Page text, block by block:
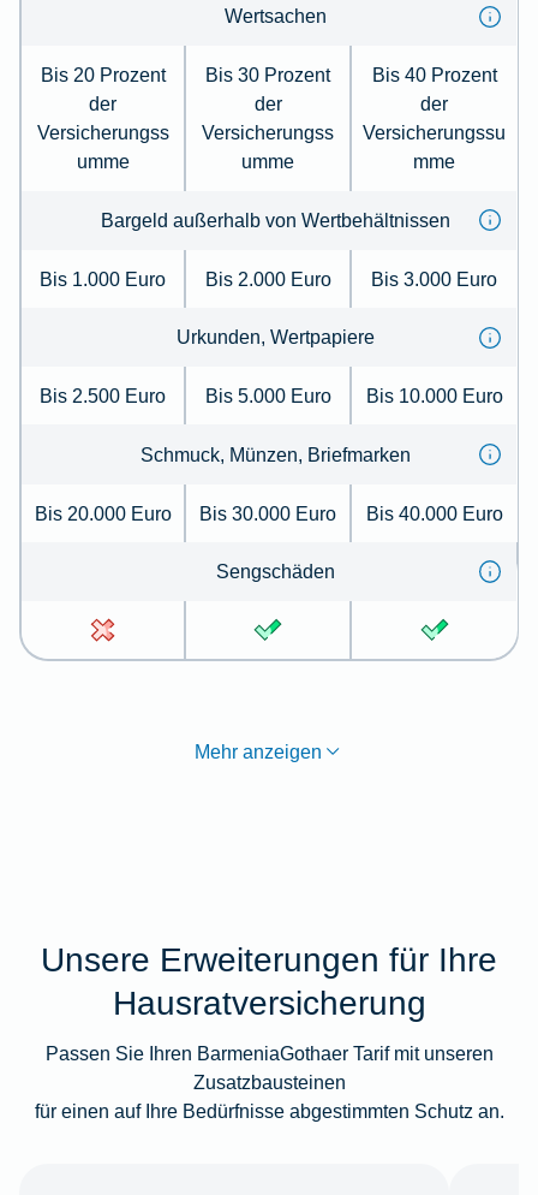
Wertsachen
Bis 20 Prozent
der
Versicherungss
umme
Bis 30 Prozent
der
Versicherungss
umme
Bis 40 Prozent
der
Versicherungssu
mme
Bargeld außerhalb von Wertbehältnissen
Bis 1.000 Euro Bis 2.000 Euro Bis 3.000 Euro
Urkunden, Wertpapiere
Bis 2.500 Euro Bis 5.000 Euro Bis 10.000 Euro
Schmuck, Münzen, Briefmarken
Bis 20.000 Euro Bis 30.000 Euro Bis 40.000 Euro
Sengschäden
Mehr anzeigen
Unsere Erweiterungen für Ihre
Hausratversicherung
Passen Sie Ihren BarmeniaGothaer Tarif mit unseren
Zusatzbausteinen
für einen auf Ihre Bedürfnisse abgestimmten Schutz an.